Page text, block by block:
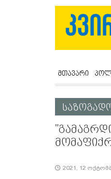
მთავარი
2021, 12